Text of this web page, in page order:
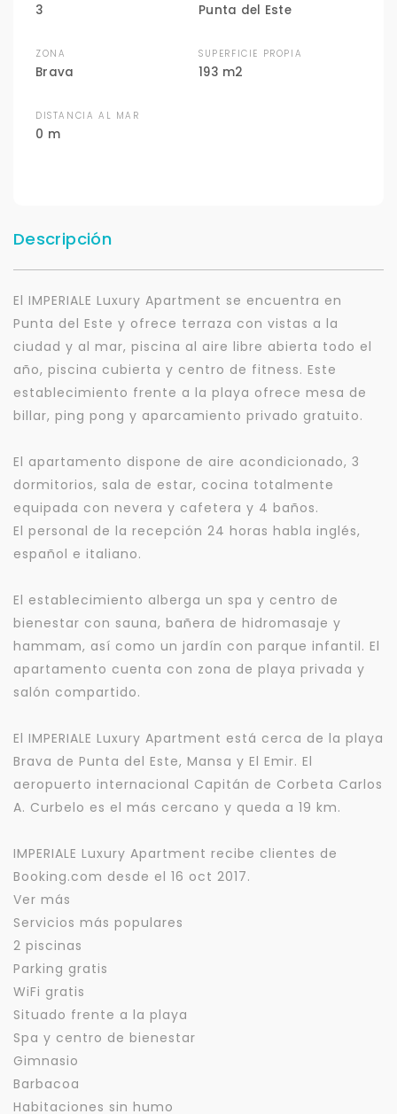
3 Punta del Este
ZONA
Brava
SUPERFICIE PROPIA
193 m2
DISTANCIA AL MAR
0 m
Descripción
El IMPERIALE Luxury Apartment se encuentra en
Punta del Este y ofrece terraza con vistas a la
ciudad y al mar, piscina al aire libre abierta todo el
año, piscina cubierta y centro de fitness. Este
establecimiento frente a la playa ofrece mesa de
billar, ping pong y aparcamiento privado gratuito.
El apartamento dispone de aire acondicionado, 3
dormitorios, sala de estar, cocina totalmente
equipada con nevera y cafetera y 4 baños.
El personal de la recepción 24 horas habla inglés,
español e italiano.
El establecimiento alberga un spa y centro de
bienestar con sauna, bañera de hidromasaje y
hammam, así como un jardín con parque infantil. El
apartamento cuenta con zona de playa privada y
salón compartido.
El IMPERIALE Luxury Apartment está cerca de la playa
Brava de Punta del Este, Mansa y El Emir. El
aeropuerto internacional Capitán de Corbeta Carlos
A. Curbelo es el más cercano y queda a 19 km.
IMPERIALE Luxury Apartment recibe clientes de
Booking.com desde el 16 oct 2017.
Ver más
Servicios más populares
2 piscinas
Parking gratis
WiFi gratis
Situado frente a la playa
Spa y centro de bienestar
Gimnasio
Barbacoa
Habitaciones sin humo